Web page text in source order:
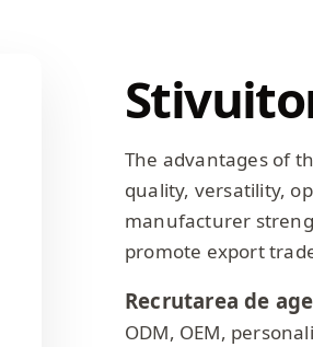
The advantages of
quality, versatility,
manufacturer
promote export
Recrutarea de
ODM, OEM,